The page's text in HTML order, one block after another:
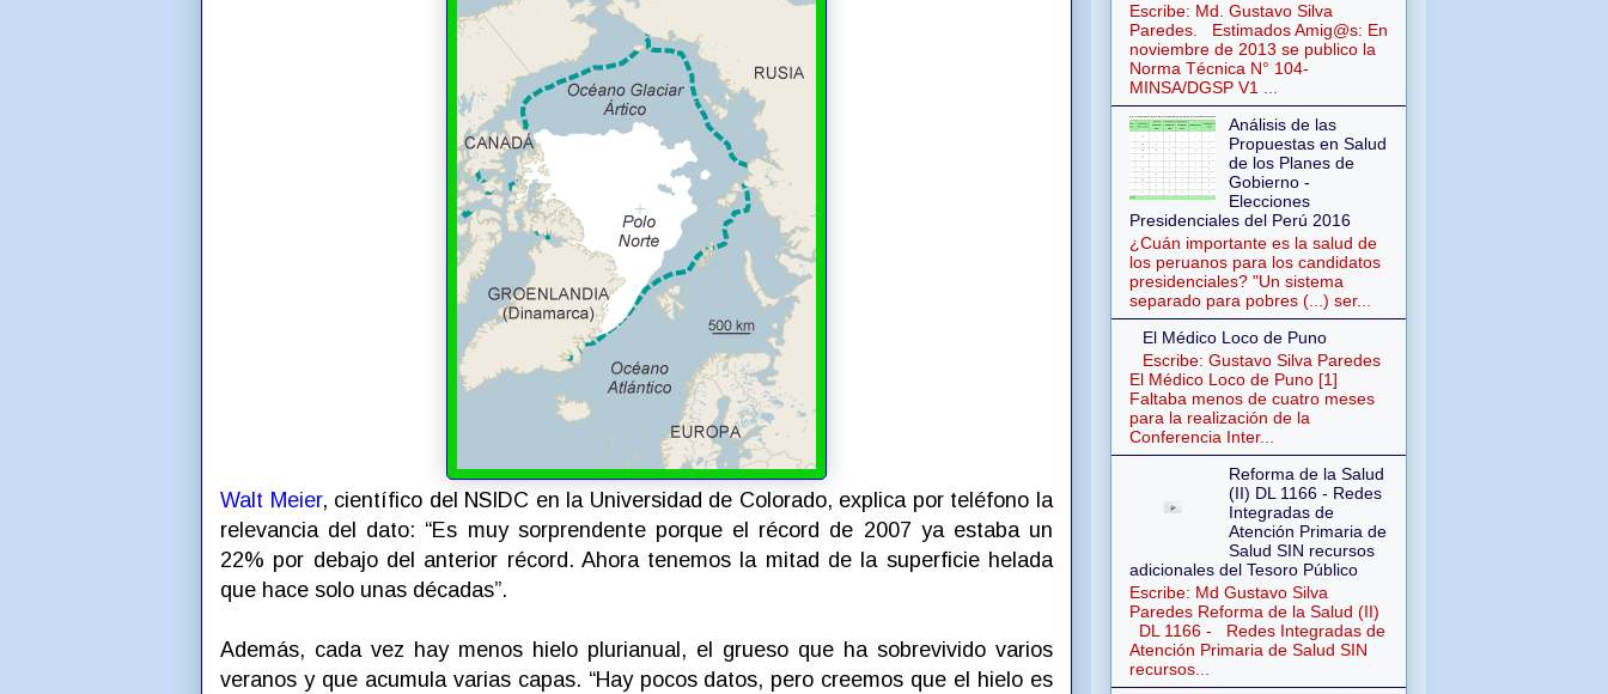
Walt Meier, científico del NSIDC en la Universidad de Colorado, explica por teléfono la
relevancia del dato: “Es muy sorprendente porque el récord de 2007 ya estaba un
22% por debajo del anterior récord. Ahora tenemos la mitad de la superficie helada
que hace solo unas décadas”.
Además, cada vez hay menos hielo plurianual, el grueso que ha sobrevivido varios
veranos y que acumula varias capas. “Hay pocos datos, pero creemos que el hielo es
Escribe: Md. Gustavo Silva
Paredes. Estimados Amig@s: En
noviembre de 2013 se publico la
Norma Técnica N° 104-
MINSA/DGSP V1 ...
Análisis de las
Propuestas en Salud
de los Planes de
Gobierno -
Elecciones
Presidenciales del Perú 2016
¿Cuán importante es la salud de
los peruanos para los candidatos
presidenciales? "Un sistema
separado para pobres (...) ser...
El Médico Loco de Puno
Escribe: Gustavo Silva Paredes
El Médico Loco de Puno [1]
Faltaba menos de cuatro meses
para la realización de la
Conferencia Inter...
Reforma de la Salud
(II) DL 1166 - Redes
Integradas de
Atención Primaria de
Salud SIN recursos
adicionales del Tesoro Público
Escribe: Md Gustavo Silva
Paredes Reforma de la Salud (II)
DL 1166 - Redes Integradas de
Atención Primaria de Salud SIN
recursos...